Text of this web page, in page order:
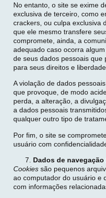
No entanto, o site se exime
exclusiva de terceiro, como
crackers, ou culpa exclusiva
que ele mesmo transfere
compromete, ainda, a
adequado caso ocorra
de seus dados pessoais que
para seus direitos e
A violação de dados
que provoque, de modo
perda, a alteração, a
a dados pessoais
qualquer outro tipo de
Por fim, o site se
usuário com
Dados de navegação
Cookiessão pequenos
ao computador do usuário e
com informações